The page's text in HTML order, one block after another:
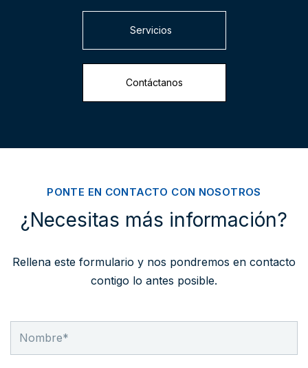
Servicios
Contáctanos
PONTE EN CONTACTO CON NOSOTROS
¿Necesitas más información?
Rellena este formulario y nos pondremos en contacto
contigo lo antes posible.